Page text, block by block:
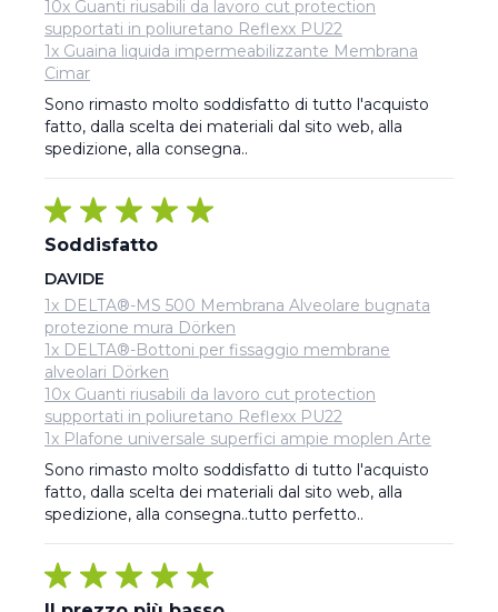
10x Guanti riusabili da lavoro cut protection
supportati in poliuretano Reflexx PU22
1x Guaina liquida impermeabilizzante Membrana
Cimar
Sono rimasto molto soddisfatto di tutto l'acquisto
fatto, dalla scelta dei materiali dal sito web, alla
spedizione, alla consegna..
Soddisfatto
DAVIDE
1x DELTA®-MS 500 Membrana Alveolare bugnata
protezione mura Dörken
1x DELTA®-Bottoni per fissaggio membrane
alveolari Dörken
10x Guanti riusabili da lavoro cut protection
supportati in poliuretano Reflexx PU22
1x Plafone universale superfici ampie moplen Arte
Sono rimasto molto soddisfatto di tutto l'acquisto
fatto, dalla scelta dei materiali dal sito web, alla
spedizione, alla consegna..tutto perfetto..